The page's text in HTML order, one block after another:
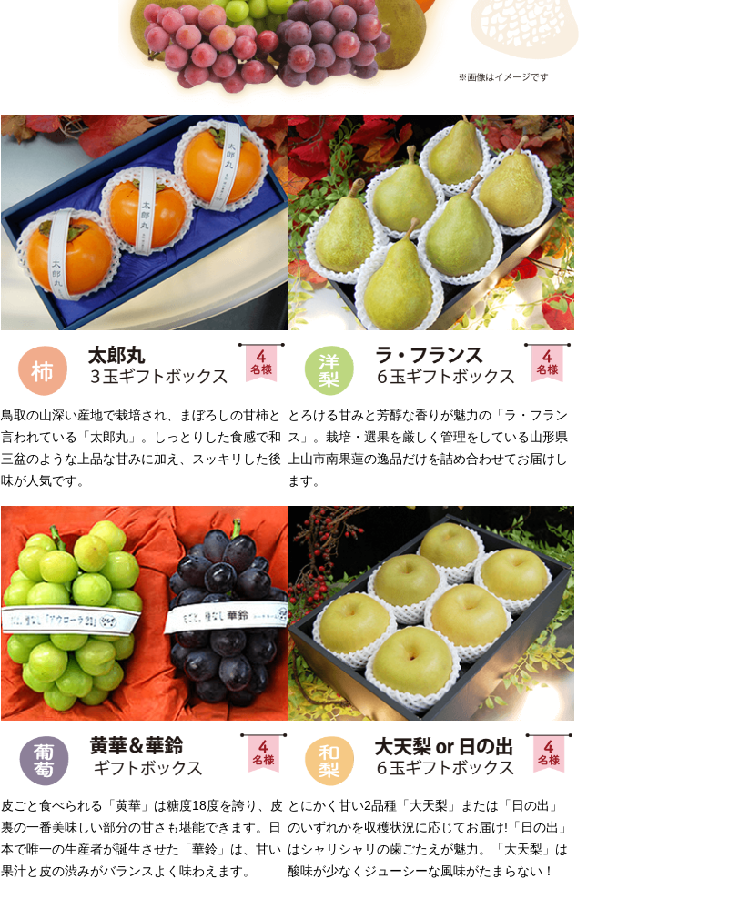
鳥取の山深い産地で栽培され、まぼろしの甘柿と
言われている「太郎丸」。しっとりした食感で和
三盆のような上品な甘みに加え、スッキリした後
味が人気です。
とろける甘みと芳醇な香りが魅力の「ラ・フラン
ス」。栽培・選果を厳しく管理をしている山形県
上山市南果蓮の逸品だけを詰め合わせてお届けし
ます。
皮ごと食べられる「黄華」は糖度18度を誇り、皮
裏の一番美味しい部分の甘さも堪能できます。日
本で唯一の生産者が誕生させた「華鈴」は、甘い
果汁と皮の渋みがバランスよく味わえます。
とにかく甘い2品種「大天梨」または「日の出」
のいずれかを収穫状況に応じてお届け!「日の出」
はシャリシャリの歯ごたえが魅力。「大天梨」は
酸味が少なくジューシーな風味がたまらない！